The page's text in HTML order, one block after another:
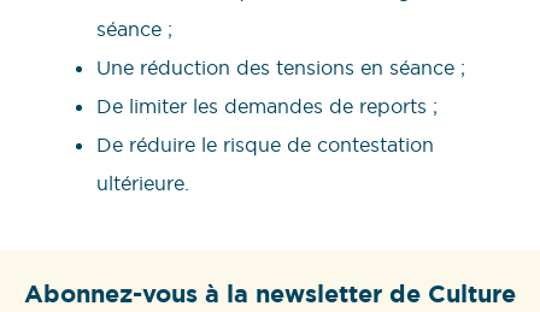
séance ;
Une réduction des tensions en séance ;
De limiter les demandes de reports ;
De réduire le risque de contestation
ultérieure.
Abonnez-vous à la newsletter de Culture